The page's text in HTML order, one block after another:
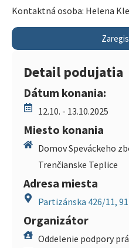
Kontaktná osoba: Helena
Detail podujatia
Dátum konania:
12.10. - 13.10.2025
Miesto konania
Domov Speváckeho
Trenčianske Teplice
Adresa miesta
Partizánska 426/11,
Organizátor
Oddelenie podpory